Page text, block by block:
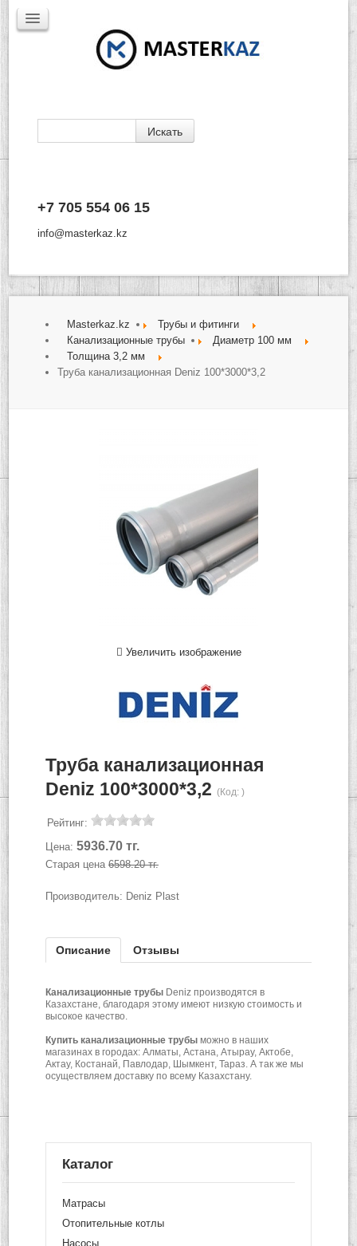
+7 705 554 06 15
info@masterkaz.kz
Доставка
Masterkaz.kz
Трубы и фитинги
Канализационные трубы
Диаметр 100 мм
Толщина 3,2 мм
Труба канализационная Deniz 100*3000*3,2
Увеличить изображение
Труба канализационная
Deniz 100*3000*3,2 (Код: )
Рейтинг:
Цена: 5936.70 тг.
Старая цена 6598.20 тг.
Производитель: Deniz Plast
Описание Отзывы
Канализационные трубыDeniz производятся в
Казахстане, благодаря этому имеют низкую стоимость и
высокое качество.
Купить канализационные трубыможно в наших
магазинах в городах: Алматы, Астана, Атырау, Актобе,
Актау, Костанай, Павлодар, Шымкент, Тараз. А так же мы
осуществляем доставку по всему Казахстану.
Каталог
Матрасы
Отопительные котлы
Насосы